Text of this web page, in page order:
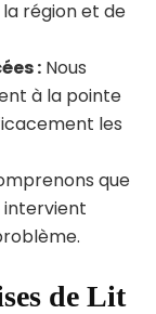
région et de
: Nous
à la pointe
les
que
intervient
de Lit